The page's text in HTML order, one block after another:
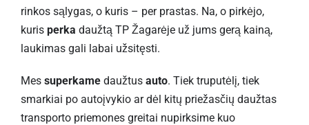
rinkos sąlygas, o kuris – per prastas. Na, o pirkėjo,
kuris perka daužtą TP Žagarėje už jums gerą kainą,
laukimas gali labai užsitęsti.
Mes superkame daužtus auto. Tiek truputėlį, tiek
smarkiai po autoįvykio ar dėl kitų priežasčių daužtas
transporto priemones greitai nupirksime kuo